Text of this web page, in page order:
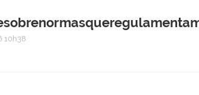
10h38